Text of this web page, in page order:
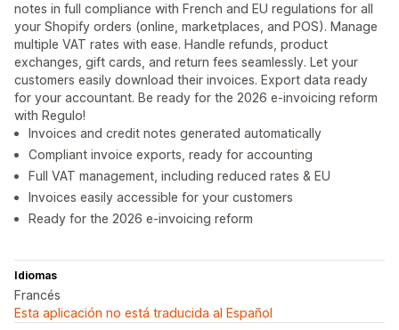
notes in full compliance with French and EU regulations for all
your Shopify orders (online, marketplaces, and POS). Manage
multiple VAT rates with ease. Handle refunds, product
exchanges, gift cards, and return fees seamlessly. Let your
customers easily download their invoices. Export data ready
for your accountant. Be ready for the 2026 e-invoicing reform
with Regulo!
Invoices and credit notes generated automatically
Compliant invoice exports, ready for accounting
Full VAT management, including reduced rates & EU
Invoices easily accessible for your customers
Ready for the 2026 e-invoicing reform
Idiomas
Francés
Esta aplicación no está traducida al Español